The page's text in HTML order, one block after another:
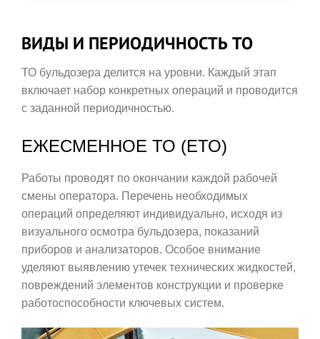
ВИДЫ И ПЕРИОДИЧНОСТЬ ТО
ТО бульдозера делится на уровни. Каждый этап
включает набор конкретных операций и проводится
с заданной периодичностью.
ЕЖЕСМЕННОЕ ТО (ЕТО)
Работы проводят по окончании каждой рабочей
смены оператора. Перечень необходимых
операций определяют индивидуально, исходя из
визуального осмотра бульдозера, показаний
приборов и анализаторов. Особое внимание
уделяют выявлению утечек технических жидкостей,
повреждений элементов конструкции и проверке
работоспособности ключевых систем.